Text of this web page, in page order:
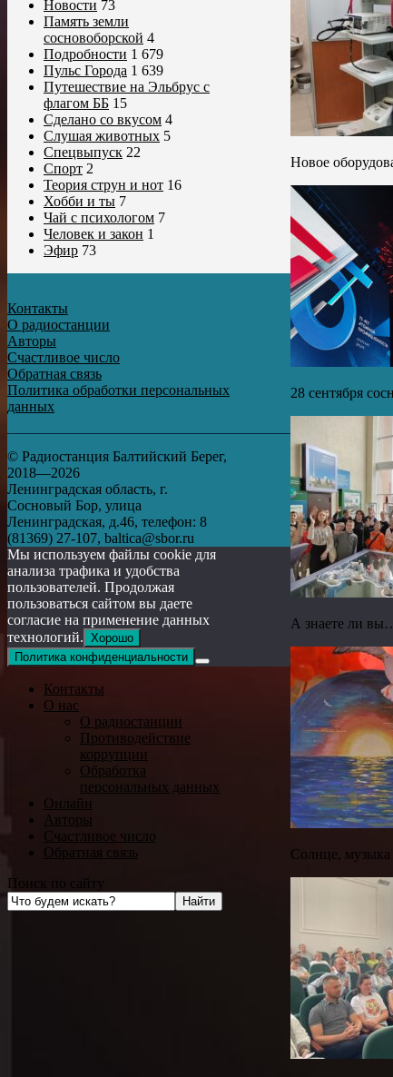
Новое
28 сентября
А знаете ли
Солнце, музыка
Новости 73
Память земли
сосновоборской 4
Подробности 1 679
Пульс Города 1 639
Путешествие на Эльбрус с
флагом ББ 15
Сделано со вкусом 4
Слушая животных 5
Спецвыпуск 22
Спорт 2
Теория струн и нот 16
Хобби и ты 7
Чай с психологом 7
Человек и закон 1
Эфир 73
Контакты
О радиостанции
Авторы
Счастливое число
Обратная связь
Политика обработки персональных
данных
© Радиостанция Балтийский Берег,
2018—2026
Ленинградская область, г.
Сосновый Бор, улица
Ленинградская, д.46, телефон: 8
(81369) 27-107, baltica@sbor.ru
Мы используем файлы cookie для
анализа трафика и удобства
пользователей. Продолжая
пользоваться сайтом вы даете
согласие на применение данных
технологий. Хорошо
Политика конфиденциальности
Контакты
О нас
О радиостанции
Противодействие
коррупции
Обработка
персональных данных
Онлайн
Авторы
Счастливое число
Обратная связь
Поиск по сайту